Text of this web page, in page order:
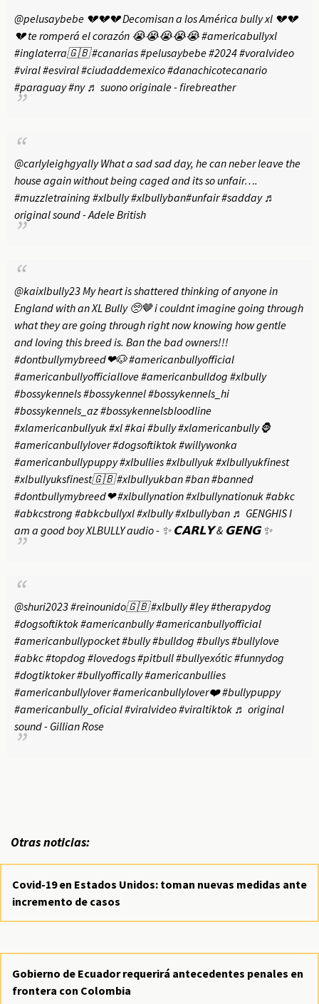
@pelusaybebe 💔💔💔 Decomisan a los América bully xl 💔💔
💔 te romperá el corazón 😭😭😭😭😭#americabullyxl
#inglaterra🇬🇧#canarias#pelusaybebe#2024#voralvideo
#viral#esviral#ciudaddemexico#danachicotecanario
#paraguay#ny ♬ suono originale - firebreather
@carlyleighgyallyWhat a sad sad day, he can neber leave the
house again without being caged and its so unfair….
#muzzletraining #xlbully#xlbullyban#unfair#sadday ♬
original sound - Adele British
@kaixlbully23My heart is shattered thinking of anyone in
England with an XL Bully 🥺🤎 i couldnt imagine going through
what they are going through right now knowing how gentle
and loving this breed is. Ban the bad owners!!!
#dontbullymybreed❤🐶#americanbullyofficial
#americanbullyofficiallove#americanbulldog #xlbully
#bossykennels#bossykennel#bossykennels_hi
#bossykennels_az#bossykennelsbloodline
#xlamericanbullyuk#xl#kai#bully#xlamericanbully🦍
#americanbullylover#dogsoftiktok#willywonka
#americanbullypuppy#xlbullies#xlbullyuk#xlbullyukfinest
#xlbullyuksfinest🇬🇧#xlbullyukban#ban#banned
#dontbullymybreed❤#xlbullynation#xlbullynationuk#abkc
#abkcstrong #abkcbullyxl#xlbully#xlbullyban ♬ GENGHIS I
am a good boy XLBULLY audio - ✨ 𝗖𝗔𝗥𝗟𝗬 & 𝗚𝗘𝗡𝗚 ✨
@shuri2023#reinounido🇬🇧#xlbully#ley#therapydog
#dogsoftiktok#americanbully#americanbullyofficial
#americanbullypocket#bully#bulldog #bullys#bullylove
#abkc#topdog #lovedogs#pitbull#bullyexótic#funnydog
#dogtiktoker#bullyoffically#americanbullies
#americanbullylover#americanbullylover❤️#bullypuppy
#americanbully_oficial#viralvideo#viraltiktok ♬ original
sound - Gillian Rose
Otras noticias:
Covid-19 en Estados Unidos: toman nuevas medidas ante
incremento de casos
Gobierno de Ecuador requerirá antecedentes penales en
frontera con Colombia